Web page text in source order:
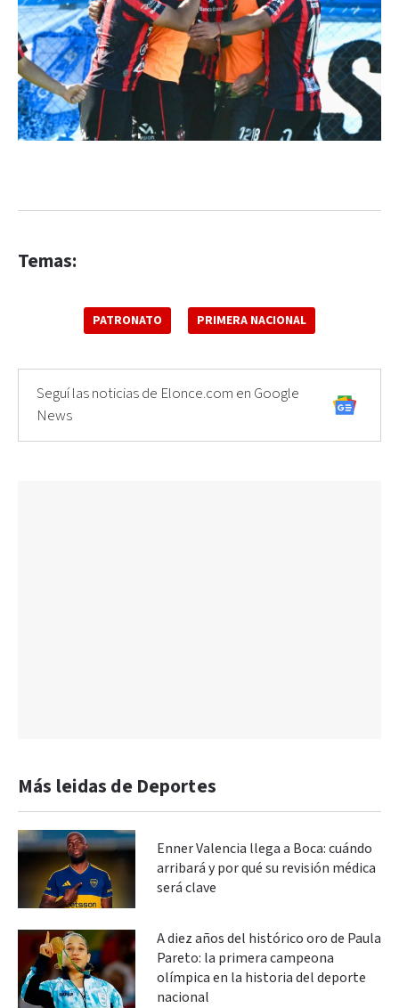
Temas:
PATRONATO PRIMERA NACIONAL
Seguí las noticias de Elonce.com en Google
News
Más leidas de Deportes
Enner Valencia llega a Boca: cuándo
arribará y por qué su revisión médica
será clave
A diez años del histórico oro de Paula
Pareto: la primera campeona
olímpica en la historia del deporte
nacional